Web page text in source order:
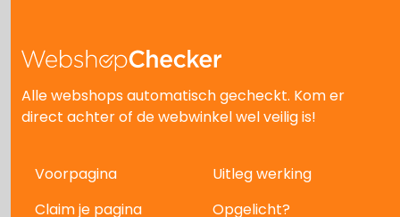
Alle webshops automatisch gecheckt. Kom er
direct achter of de webwinkel wel veilig is!
Voorpagina
Uitleg werking
Claim je pagina
Opgelicht?